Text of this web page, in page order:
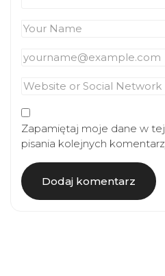
Zapamiętaj moje dane w
pisania kolejnych